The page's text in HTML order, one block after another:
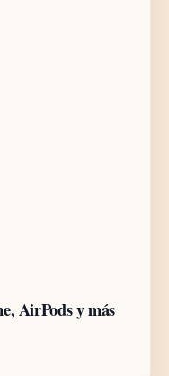
AirPods y más